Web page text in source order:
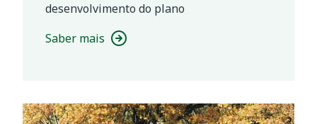
desenvolvimento do plano
Saber mais